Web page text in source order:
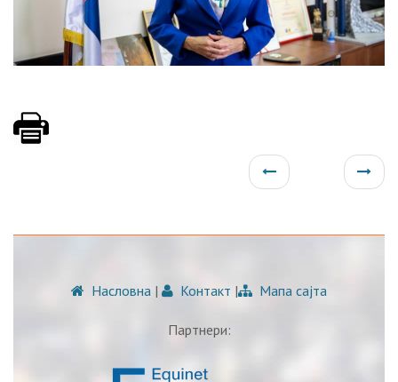
Насловна | Контакт | Мапа сајта
Партнери: